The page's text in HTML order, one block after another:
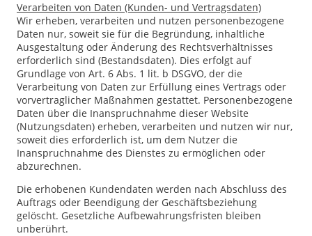
Verarbeiten von Daten (Kunden- und Vertragsdaten)
Wir erheben, verarbeiten und nutzen personenbezogene
Daten nur, soweit sie für die Begründung, inhaltliche
Ausgestaltung oder Änderung des Rechtsverhältnisses
erforderlich sind (Bestandsdaten). Dies erfolgt auf
Grundlage von Art. 6 Abs. 1 lit. b DSGVO, der die
Verarbeitung von Daten zur Erfüllung eines Vertrags oder
vorvertraglicher Maßnahmen gestattet. Personenbezogene
Daten über die Inanspruchnahme dieser Website
(Nutzungsdaten) erheben, verarbeiten und nutzen wir nur,
soweit dies erforderlich ist, um dem Nutzer die
Inanspruchnahme des Dienstes zu ermöglichen oder
abzurechnen.
Die erhobenen Kundendaten werden nach Abschluss des
Auftrags oder Beendigung der Geschäftsbeziehung
gelöscht. Gesetzliche Aufbewahrungsfristen bleiben
unberührt.